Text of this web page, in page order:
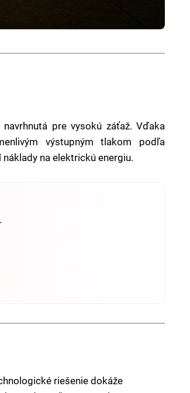
pre vysokú záťaž. Vďaka
výstupným tlakom podľa
na elektrickú energiu.
riešenie dokáže